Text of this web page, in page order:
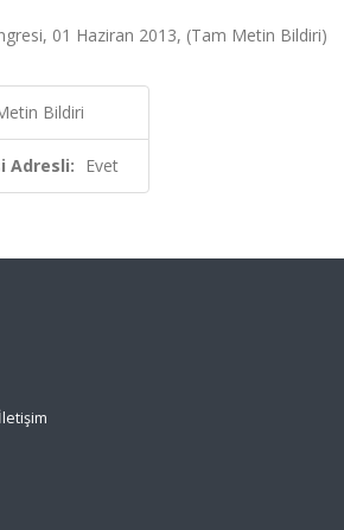
01 Haziran 2013, (Tam Metin Bildiri)
Bildiri
Adresli: Evet
İletişim